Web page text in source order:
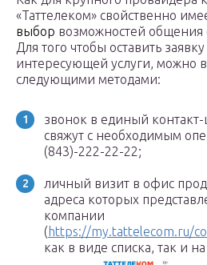
«Таттелеком» свойственно
выбор возможностей общения
Для того чтобы оставить
интересующей услуги, можно
следующими методами:
звонок в единый контакт-
свяжут с необходимым
(843)-222-22-22;
личный визит в офис
адреса которых
компании
(https://my.tattelecom.ru/
как в виде списка, так и